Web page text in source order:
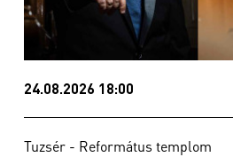
24.08.2026 18:00
Tuzsér - Református templom